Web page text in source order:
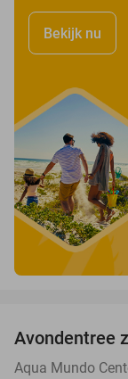
Bekijk nu
Avondentree
Aqua Mundo